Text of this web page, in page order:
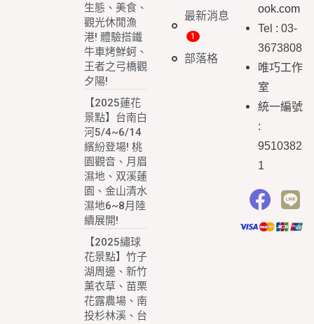
生態、美食、
觀光休閒漁
港! 體驗搭鐵
牛車烤鮮蚵、
王者之弓橋觀
夕陽!
【2025蓮花
景點】台南白
河5/4~6/14
繽紛登場! 桃
園觀音、月眉
濕地、双溪蓮
園、金山清水
濕地6~8月陸
續展開!
【2025繡球
花景點】竹子
湖周邊、新竹
薰衣草、苗栗
花露農場、南
投杉林溪、台
最新消息
部落格
ook.com
Tel : 03-
3673808
唯巧工作
室
統一編號
:
9510382
1